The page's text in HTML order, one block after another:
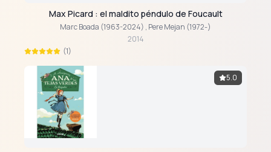
Max Picard : el maldito péndulo de Foucault
Marc Boada (1963-2024) , Pere Mejan (1972-)
2014
(1)
5.0